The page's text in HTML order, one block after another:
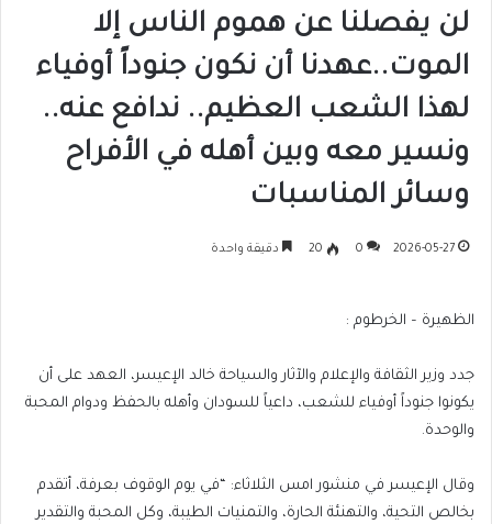
لن يفصلنا عن هموم الناس إلا
الموت..عهدنا أن نكون جنوداً أوفياء
لهذا الشعب العظيم.. ندافع عنه..
ونسير معه وبين أهله في الأفراح
وسائر المناسبات
2026-05-27
0
20 دقيقة واحدة
الظهيرة – الخرطوم :
جدد وزير الثقافة والإعلام والآثار والسياحة خالد الإعيسر، العهد على أن
يكونوا جنوداً أوفياء للشعب، داعياً للسودان وأهله بالحفظ ودوام المحبة
والوحدة.
وقال الإعيسر في منشور امس الثلاثاء: “في يوم الوقوف بعرفة، أتقدم
بخالص التحية، والتهنئة الحارة، والتمنيات الطيبة، وكل المحبة والتقدير